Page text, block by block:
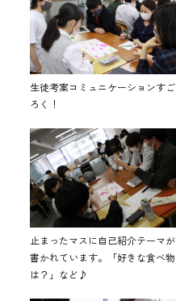
生徒考案コミュニケーションすご
ろく！
止まったマスに自己紹介テーマが
書かれています。「好きな食べ物
は？」など♪